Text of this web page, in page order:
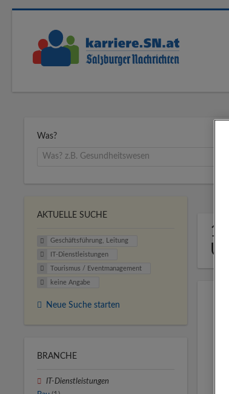
Was?
1
AKTUELLE SUCHE
Geschäftsführung, Leitung
IT-Dienstleistungen
Tourismus / Eventmanagement
keine Angabe
Neue Suche starten
BRANCHE
IT-Dienstleistungen